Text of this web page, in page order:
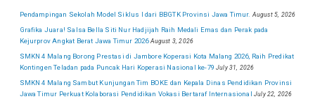
Pendampingan Sekolah Model Siklus I dari BBGTK Provinsi Jawa Timur. August 5, 2026
Grafika Juara! Salsa Bella Siti Nur Hadjijah Raih Medali Emas dan Perak pada
Kejurprov Angkat Berat Jawa Timur 2026 August 3, 2026
SMKN 4 Malang Borong Prestasi di Jambore Koperasi Kota Malang 2026, Raih Predikat
Kontingen Teladan pada Puncak Hari Koperasi Nasional ke-79 July 31, 2026
SMKN 4 Malang Sambut Kunjungan Tim BOKE dan Kepala Dinas Pendidikan Provinsi
Jawa Timur Perkuat Kolaborasi Pendidikan Vokasi Bertaraf Internasional July 22, 2026